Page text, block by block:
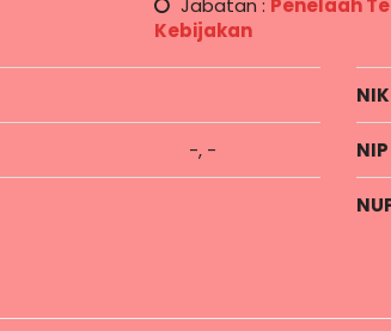
Jabatan : Penelaah
Kebijakan
-, -
NIK
NIP